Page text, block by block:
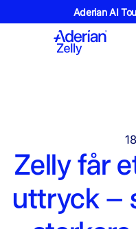
Aderian AI
Zelly får
uttryck –